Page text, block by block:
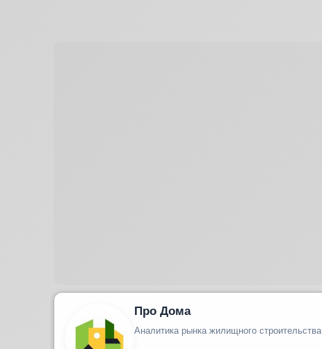
Про Дома
Аналитика рынка жилищного строительства